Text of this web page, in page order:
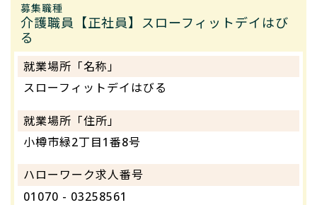
募集職種
介護職員【正社員】スローフィットデイはび
る
就業場所「名称」
スローフィットデイはびる
就業場所「住所」
小樽市緑2丁目1番8号
ハローワーク求人番号
01070 - 03258561